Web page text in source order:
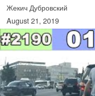
Жекич Дубровский
August 21, 2019